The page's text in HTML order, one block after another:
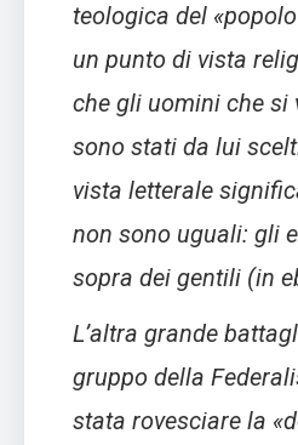
teologica del
un punto di vista
che gli uomini che si
sono stati da lui
vista letterale
non sono uguali: gli
sopra dei gentili (in
L’altra grande
gruppo della
stata rovesciare la